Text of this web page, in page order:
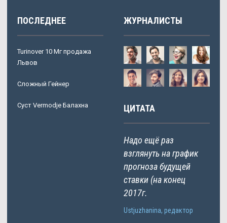
ПОСЛЕДНЕЕ
Turinover 10 Мг продажа
Львов
Сложный Гейнер
Суст Vermodje Балахна
ЖУРНАЛИСТЫ
ЦИТАТА
Надо ещё раз
взглянуть на график
прогноза будущей
ставки (на конец
2017г.
Ustjuzhanina, редактор